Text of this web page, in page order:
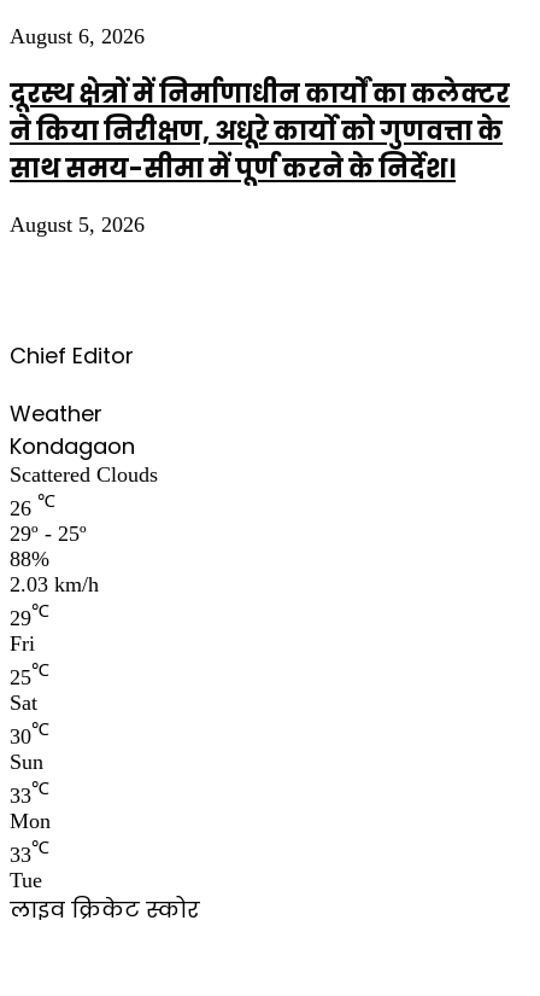
August 6, 2026
दूरस्थ क्षेत्रों में निर्माणाधीन कार्यों का कलेक्टर
ने किया निरीक्षण, अधूरे कार्यो को गुणवत्ता के
साथ समय-सीमा में पूर्ण करने के निर्देश।
August 5, 2026
Chief Editor
Weather
Kondagaon
Scattered Clouds
26 ℃
29º - 25º
88%
2.03 km/h
29℃
Fri
25℃
Sat
30℃
Sun
33℃
Mon
33℃
Tue
लाइव क्रिकेट स्कोर